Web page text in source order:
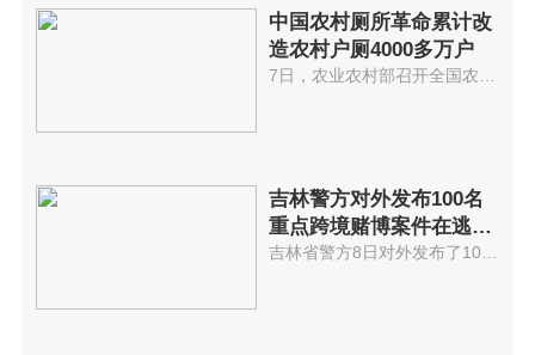
中国农村厕所革命累计改
造农村户厕4000多万户
吉林警方对外发布100名
重点跨境赌博案件在逃嫌
疑人名单